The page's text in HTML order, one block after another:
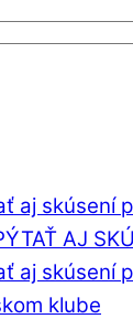
aj skúsení
AJ
aj skúsení
klube